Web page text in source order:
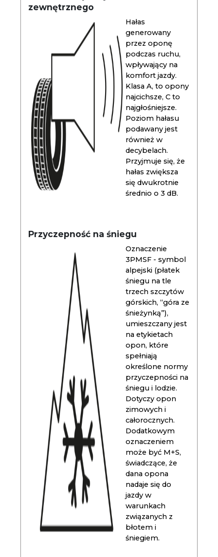
zewnętrznego
Hałas
generowany
przez oponę
podczas ruchu,
wpływający na
komfort jazdy.
Klasa A, to opony
najcichsze, C to
najgłośniejsze.
Poziom hałasu
podawany jest
również w
decybelach.
Przyjmuje się, że
hałas zwiększa
się dwukrotnie
średnio o 3 dB.
Przyczepność na śniegu
Oznaczenie
3PMSF - symbol
alpejski (płatek
śniegu na tle
trzech szczytów
górskich, “góra ze
śnieżynką”),
umieszczany jest
na etykietach
opon, które
spełniają
określone normy
przyczepności na
śniegu i lodzie.
Dotyczy opon
zimowych i
całorocznych.
Dodatkowym
oznaczeniem
może być M+S,
świadczące, że
dana opona
nadaje się do
jazdy w
warunkach
związanych z
błotem i
śniegiem.